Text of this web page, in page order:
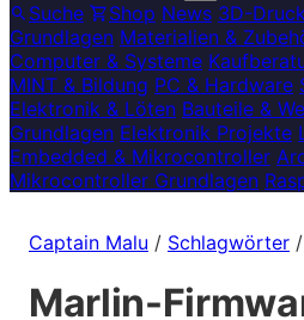
Suche
Shop News 3D-
Grundlagen Materialien &
Computer & Systeme
MINT & Bildung PC & Hardware
Elektronik & Löten Bauteile &
Grundlagen Elektronik Projekte
Embedded & Mikrocontroller
Mikrocontroller Grundlagen
Captain Malu / Schlagwörter /
Marlin-